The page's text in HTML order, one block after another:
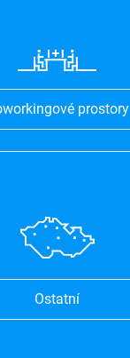
prostory
Ostatní